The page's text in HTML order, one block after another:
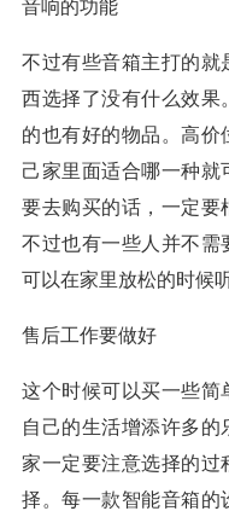
音响的功能
不过有些音箱主打的就
西选择了没有什么效果
的也有好的物品。高价
己家里面适合哪一种就
要去购买的话，一定要
不过也有一些人并不需
可以在家里放松的时候
售后工作要做好
这个时候可以买一些简
自己的生活增添许多
家一定要注意选择的过
择。每一款智能音箱的